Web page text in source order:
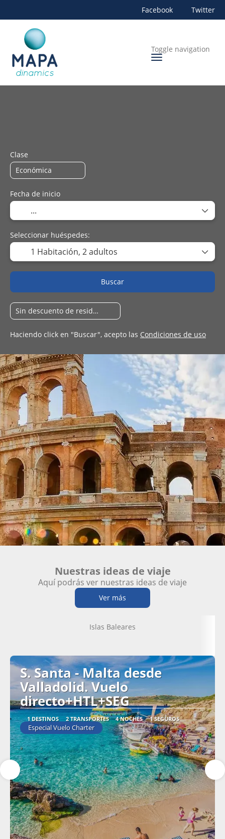
Facebook Twitter
Toggle navigation
Clase
Fecha de inicio
Seleccionar huéspedes:
1 Habitación, 2 adultos
Buscar
Haciendo click en "Buscar", acepto las Condiciones de uso
Nuestras ideas de viaje
Aquí podrás ver nuestras ideas de viaje
Ver más
Islas Baleares
S. Santa - Malta desde
Valladolid. Vuelo
directo+HTL+SEG
1 DESTINOS 2 TRANSPORTES 4 NOCHES 1 SEGUROS
Especial Vuelo Charter